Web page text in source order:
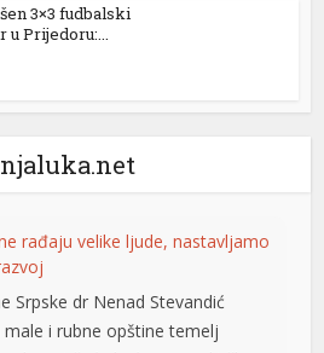
3×3 fudbalski
u Prijedoru:...
rađaju velike ljude, nastavljamo
Srpske dr Nenad Stevandić
i rubne opštine temelj